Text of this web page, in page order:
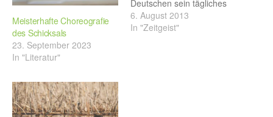
Meisterhafte Choreografie
des Schicksals
23. September 2023
In "Literatur"
Deutschen sein tägliches
Schnitzel. Dann droht der
Untergang der
6. August 2013
In "Zeitgeist"